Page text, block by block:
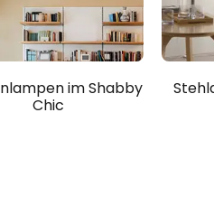
im Shabby
Chic